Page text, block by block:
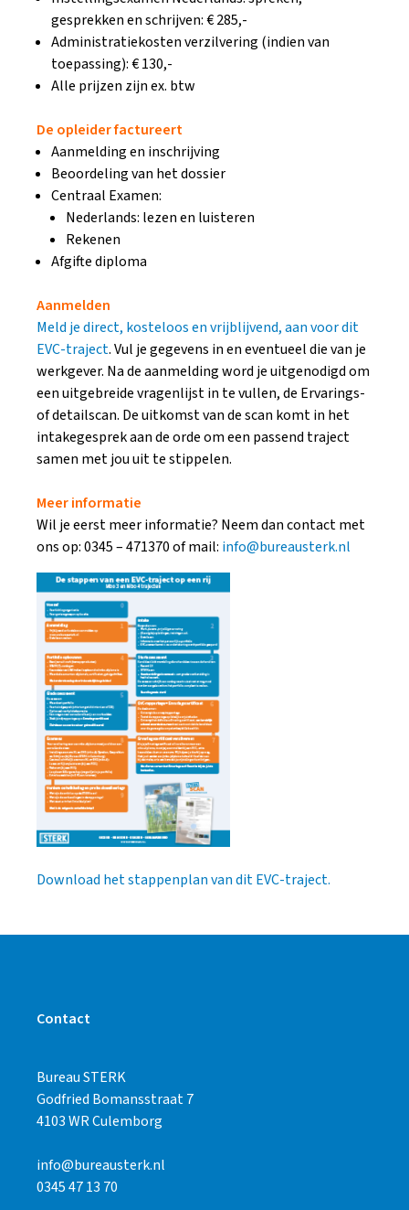
gesprekken en schrijven: € 285,-
Administratiekosten verzilvering (indien van
toepassing): € 130,-
Alle prijzen zijn ex. btw
De opleider factureert
Aanmelding en inschrijving
Beoordeling van het dossier
Centraal Examen:
Nederlands: lezen en luisteren
Rekenen
Afgifte diploma
Aanmelden
Meld je direct, kosteloos en vrijblijvend, aan voor dit
EVC-traject. Vul je gegevens in en eventueel die van je
werkgever. Na de aanmelding word je uitgenodigd om
een uitgebreide vragenlijst in te vullen, de Ervarings-
of detailscan. De uitkomst van de scan komt in het
intakegesprek aan de orde om een passend traject
samen met jou uit te stippelen.
Meer informatie
Wil je eerst meer informatie? Neem dan contact met
ons op: 0345 – 471370 of mail: info@bureausterk.nl
Download het stappenplan van dit EVC-traject.
Contact
Bureau STERK
Godfried Bomansstraat 7
4103 WR Culemborg
info@bureausterk.nl
0345 47 13 70